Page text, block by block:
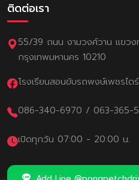
ติดต่อเรา
55/39 ถนน งามวงศ์วาน แขว
กรุงเทพมหานคร 10210
โรงเรียนสอนขับรถพงษ์เพชรได
086-340-6970 / 063-365-
เปิดทุกวัน 07:00 - 20:00 น.